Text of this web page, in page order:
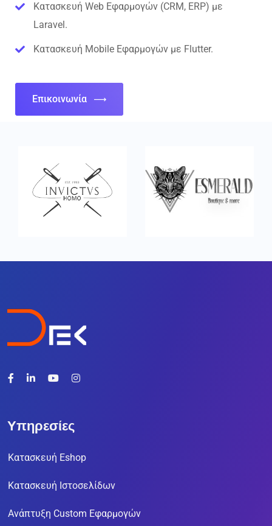
Κατασκευή Web Εφαρμογών (CRM, ERP) με
Laravel.
Κατασκευή Mobile Εφαρμογών με Flutter.
Επικοινωνία
Υπηρεσίες
Κατασκευή Eshop
Κατασκευή Ιστοσελίδων
Ανάπτυξη Custom Εφαρμογών